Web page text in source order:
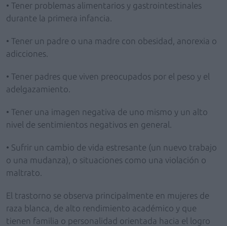
• Tener problemas alimentarios y gastrointestinales
durante la primera infancia.
• Tener un padre o una madre con obesidad, anorexia o
adicciones.
• Tener padres que viven preocupados por el peso y el
adelgazamiento.
• Tener una imagen negativa de uno mismo y un alto
nivel de sentimientos negativos en general.
• Sufrir un cambio de vida estresante (un nuevo trabajo
o una mudanza), o situaciones como una violación o
maltrato.
El trastorno se observa principalmente en mujeres de
raza blanca, de alto rendimiento académico y que
tienen familia o personalidad orientada hacia el logro